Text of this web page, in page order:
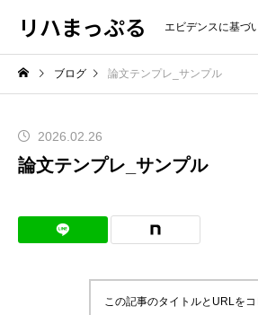
リハまっぷる エビデンスに基づ
ブログ 論文テンプレ_サンプル
2026.02.26
論文テンプレ_サンプル
この記事のタイトルとURLを